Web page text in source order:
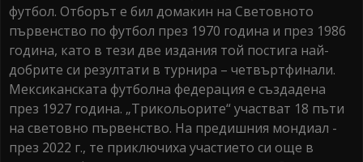
футбол. Отборът е бил домакин на Световното
първенство по футбол през 1970 година и през 1986
година, като в тези две издания той постига най-
добрите си резултати в турнира – четвъртфинали.
Мексиканската футболна федерация е създадена
през 1927 година. „Трикольорите“ участват 18 пъти
на световно първенство. На предишния мондиал -
през 2022 г., те приключиха участието си още в